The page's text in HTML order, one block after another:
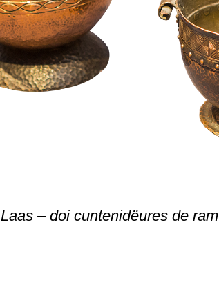
Laas – doi cuntenidëures de ram